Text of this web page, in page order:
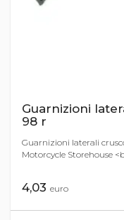
Guarnizioni
98 r
Guarnizioni laterali
Motorcycle Storehouse
4,03 euro